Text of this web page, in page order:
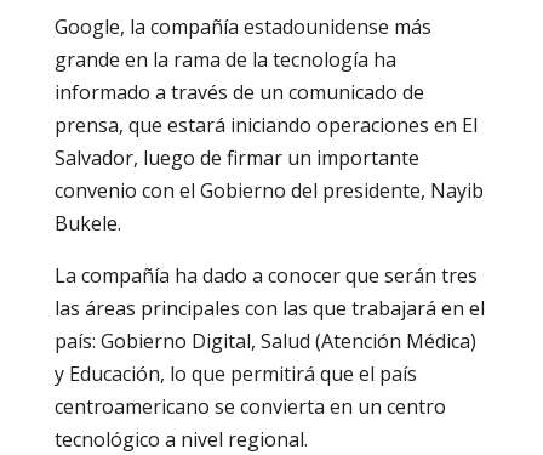
Google, la compañía estadounidense más
grande en la rama de la tecnología ha
informado a través de un comunicado de
prensa, que estará iniciando operaciones en El
Salvador, luego de firmar un importante
convenio con el Gobierno del presidente, Nayib
Bukele.
La compañía ha dado a conocer que serán tres
las áreas principales con las que trabajará en el
país: Gobierno Digital, Salud (Atención Médica)
y Educación, lo que permitirá que el país
centroamericano se convierta en un centro
tecnológico a nivel regional.